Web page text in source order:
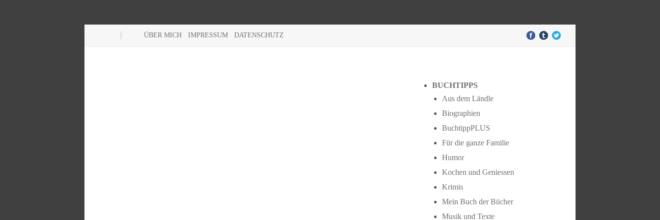
ÜBER MICH IMPRESSUM DATENSCHUTZ
BUCHTIPPS
Aus dem Ländle
Biographien
BuchtippPLUS
Für die ganze Familie
Humor
Kochen und Geniessen
Krimis
Mein Buch der Bücher
Musik und Texte